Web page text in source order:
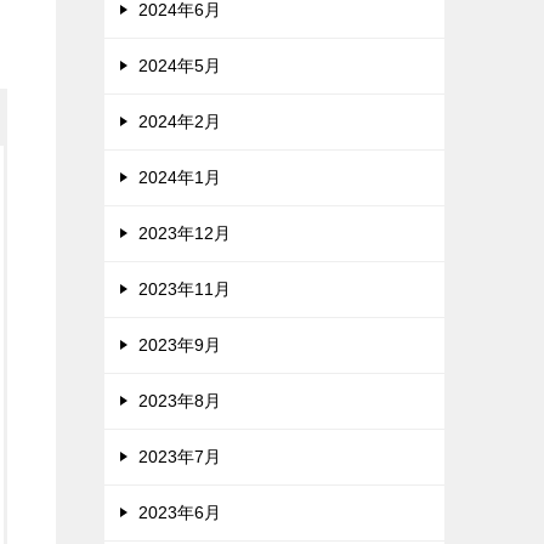
2024年6月
2024年5月
2024年2月
2024年1月
2023年12月
2023年11月
2023年9月
2023年8月
2023年7月
2023年6月